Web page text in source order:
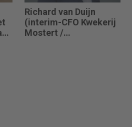
Richard van Duijn
(interim-CFO Kwekerij
Mostert /